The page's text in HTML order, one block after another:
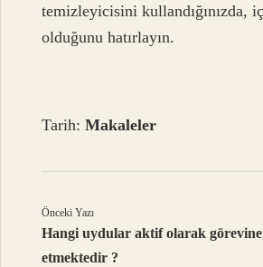
temizleyicisini kullandığınızda,
olduğunu hatırlayın.
Tarih:Makaleler
Önceki Yazı
Hangi uydular aktif olarak
etmektedir ?